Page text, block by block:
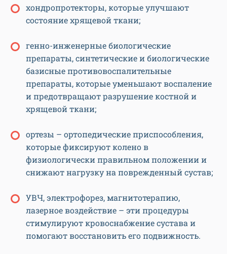
хондропротекторы, которые улучшают
состояние хрящевой ткани;
генно-инженерные биологические
препараты, синтетические и биологические
базисные противовоспалительные
препараты, которые уменьшают воспаление
и предотвращают разрушение костной и
хрящевой ткани;
ортезы – ортопедические приспособления,
которые фиксируют колено в
физиологически правильном положении и
снижают нагрузку на поврежденный сустав;
УВЧ, электрофорез, магнитотерапию,
лазерное воздействие – эти процедуры
стимулируют кровоснабжение сустава и
помогают восстановить его подвижность.